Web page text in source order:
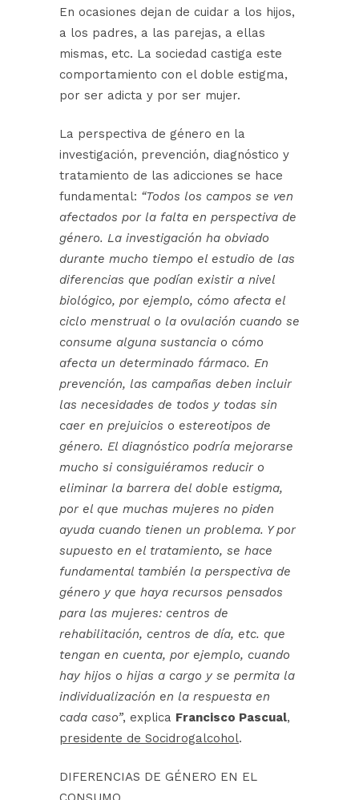
En ocasiones dejan de cuidar a los hijos,
a los padres, a las parejas, a ellas
mismas, etc. La sociedad castiga este
comportamiento con el doble estigma,
por ser adicta y por ser mujer.
La perspectiva de género en la
investigación, prevención, diagnóstico y
tratamiento de las adicciones se hace
fundamental: “Todos los campos se ven
afectados por la falta en perspectiva de
género. La investigación ha obviado
durante mucho tiempo el estudio de las
diferencias que podían existir a nivel
biológico, por ejemplo, cómo afecta el
ciclo menstrual o la ovulación cuando se
consume alguna sustancia o cómo
afecta un determinado fármaco. En
prevención, las campañas deben incluir
las necesidades de todos y todas sin
caer en prejuicios o estereotipos de
género. El diagnóstico podría mejorarse
mucho si consiguiéramos reducir o
eliminar la barrera del doble estigma,
por el que muchas mujeres no piden
ayuda cuando tienen un problema. Y por
supuesto en el tratamiento, se hace
fundamental también la perspectiva de
género y que haya recursos pensados
para las mujeres: centros de
rehabilitación, centros de día, etc. que
tengan en cuenta, por ejemplo, cuando
hay hijos o hijas a cargo y se permita la
individualización en la respuesta en
cada caso”, explica Francisco Pascual,
presidente de Socidrogalcohol.
DIFERENCIAS DE GÉNERO EN EL